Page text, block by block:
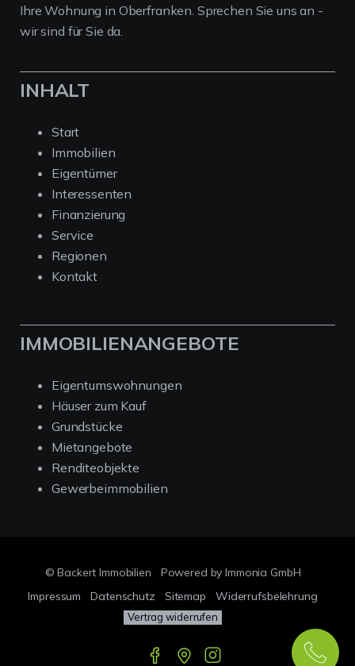
Ihre Wohnung in Oberfranken. Sprechen Sie uns an -
wir sind für Sie da.
INHALT
Start
Immobilien
Eigentümer
Interessenten
Finanzierung
Service
Regionen
Kontakt
IMMOBILIENANGEBOTE
Eigentumswohnungen
Häuser zum Kauf
Grundstücke
Mietangebote
Renditeobjekte
Gewerbeimmobilien
© Backert Immobilien
Powered by Immonia GmbH
Impressum
Datenschutz Sitemap Widerrufsbelehrung
Vertrag widerrufen